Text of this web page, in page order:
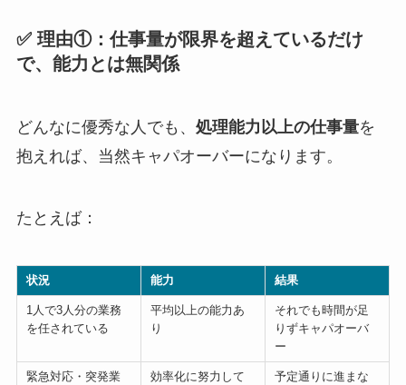
✅ 理由①：仕事量が限界を超えているだけ
で、能力とは無関係
どんなに優秀な人でも、 処理能力以上の仕事量を
抱えれば、当然キャパオーバーになります。
たとえば：
状況 能力 結果
1人で3人分の業務
を任されている
平均以上の能力あ
り
それでも時間が足
りずキャパオーバ
ー
緊急対応・突発業
効率化に努力して
予定通りに進まな